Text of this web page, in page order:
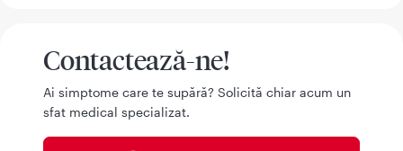
Contactează-ne!
Ai simptome care te supără? Solicită chiar acum un
sfat medical specializat.